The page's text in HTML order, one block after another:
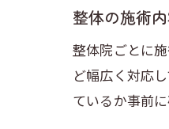
整体の施術
整体院ごとに
ど幅広く対応
ているか事前